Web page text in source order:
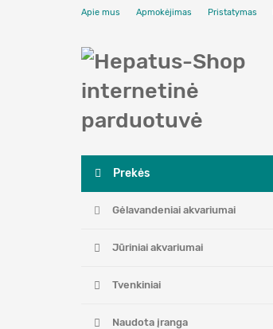
Apie mus Apmokėjimas Pristatymas
Prekės
Gėlavandeniai akvariumai
Jūriniai akvariumai
Tvenkiniai
Naudota įranga